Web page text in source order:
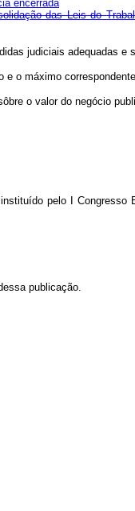
encerrada
das Leis do
judiciais adequadas e
o máximo
o valor do negócio
pelo I Congresso
publicação.